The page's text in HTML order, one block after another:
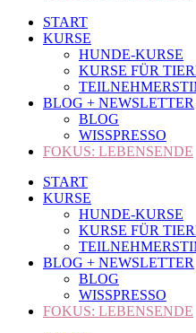
START
KURSE
HUNDE-KURSE
KURSE FÜR
BLOG + NEWSLETTER
BLOG
WISSPRESSO
FOKUS: LEBENSENDE
START
KURSE
HUNDE-KURSE
KURSE FÜR
BLOG + NEWSLETTER
BLOG
WISSPRESSO
FOKUS: LEBENSENDE